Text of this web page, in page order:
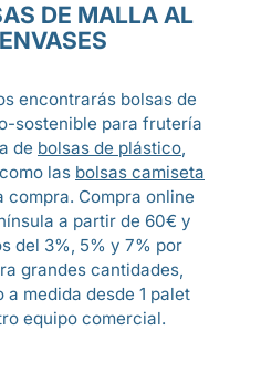
DE MALLA AL
encontrarás bolsas de
sostenible para frutería
de bolsas de plástico,
las bolsas camiseta
compra. Compra online
a partir de 60€ y
del 3%, 5% y 7% por
grandes cantidades,
medida desde 1 palet
equipo comercial.